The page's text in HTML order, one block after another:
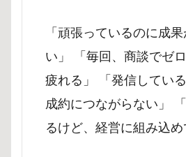
「頑張っているのに成
い」 「毎回、商談でゼ
疲れる」 「発信してい
成約につながらない」
るけど、経営に組み込め